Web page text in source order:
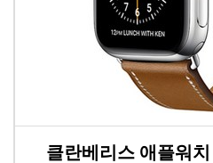
클란베리스 애플워